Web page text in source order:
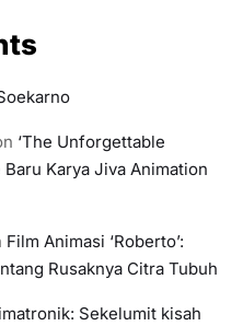
‘The Unforgettable
Karya Jiva Animation
Film Animasi ‘Roberto’:
Rusaknya Citra Tubuh
Sekelumit kisah